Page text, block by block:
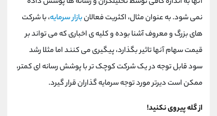
نمی شود. به عنوان مثال، اکثریت فعالانبازار سرمایه، با شرکت
های بزرگ و معروف آشنا بوده و کلیه ی اخباری که می تواند بر
قیمت سهام آنها تاثیر بگذارد، پیگیری می کنند اما مثلا رشد
سود قابل توجه در یک شرکت کوچک تر با پوشش رسانه ای کمتر،
ممکن است دیرتر مورد توجه سرمایه گذاران قرار گیرد.
از گله پیروی نکنید!